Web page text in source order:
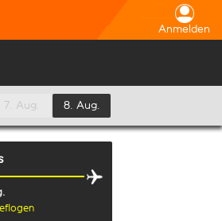
Anmelden
7. Aug. 8. Aug.